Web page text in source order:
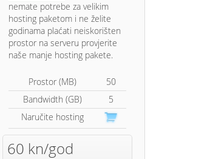
nemate potrebe za velikim
hosting paketom i ne želite
godinama plaćati neiskorišten
prostor na serveru provjerite
naše manje hosting pakete.
Prostor (MB)
50
Bandwidth (GB)
5
Naručite hosting
60 kn/god